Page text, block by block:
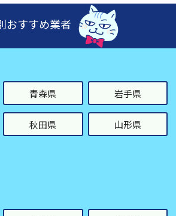
おすすめ業者
青森県 岩手県
秋田県 山形県